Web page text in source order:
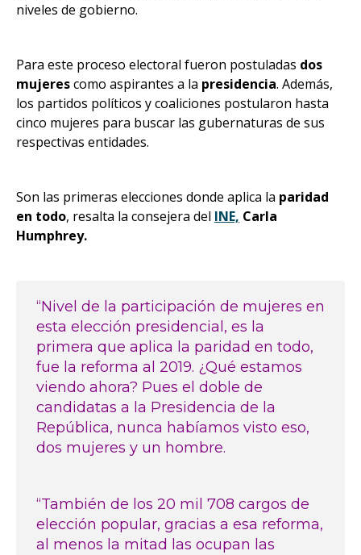
niveles de gobierno.
Para este proceso electoral fueron postuladas dos
mujerescomo aspirantes a la presidencia. Además,
los partidos políticos y coaliciones postularon hasta
cinco mujeres para buscar las gubernaturas de sus
respectivas entidades.
Son las primeras elecciones donde aplica la paridad
en todo, resalta la consejera del INE, Carla
Humphrey.
“Nivel de la participación de mujeres en
esta elección presidencial, es la
primera que aplica la paridad en todo,
fue la reforma al 2019. ¿Qué estamos
viendo ahora? Pues el doble de
candidatas a la Presidencia de la
República, nunca habíamos visto eso,
dos mujeres y un hombre.
“También de los 20 mil 708 cargos de
elección popular, gracias a esa reforma,
al menos la mitad las ocupan las